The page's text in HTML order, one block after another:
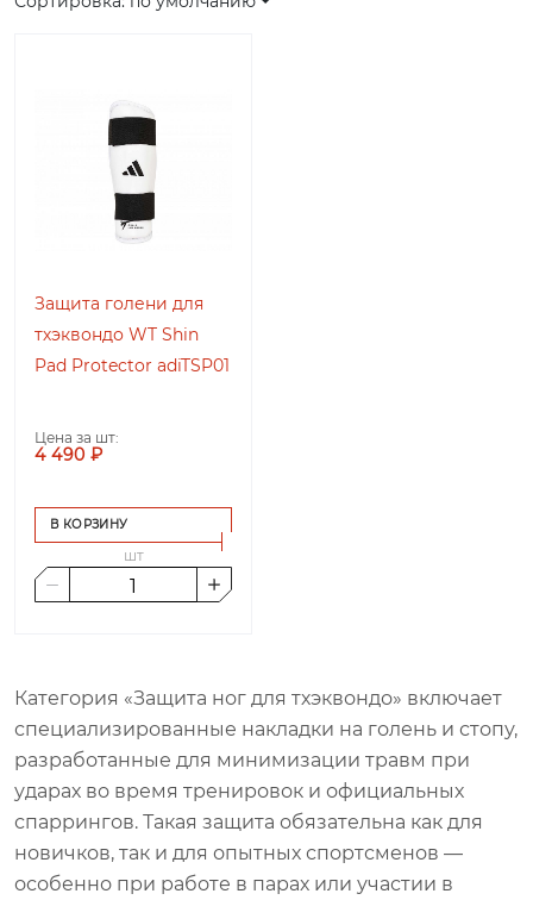
Защита голени для
тхэквондо WT Shin
Pad Protector adiTSP01
Цена за шт:
4 490 ₽
В КОРЗИНУ
шт
Категория «Защита ног для тхэквондо» включает
специализированные накладки на голень и стопу,
разработанные для минимизации травм при
ударах во время тренировок и официальных
спаррингов. Такая защита обязательна как для
новичков, так и для опытных спортсменов —
особенно при работе в парах или участии в